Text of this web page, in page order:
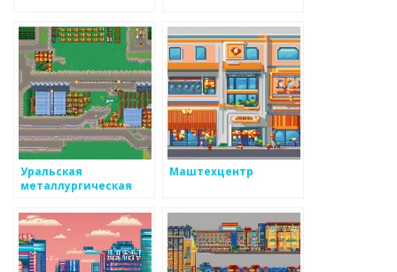
Уральская
металлургическая
Маштехцентр